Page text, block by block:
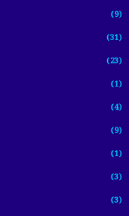
(9)
(31)
(23)
(1)
(4)
(9)
(1)
(3)
(3)